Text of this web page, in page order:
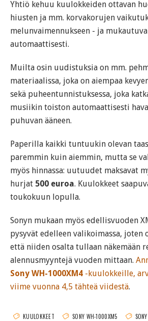
Yhtiö kehuu kuulokkeiden ottavan
hiusten ja mm. korvakorujen
melunvaimennukseen - ja
automaattisesti.
Muilta osin uudistuksia on mm.
materiaalissa, joka on aiempaa
sekä puheentunnistuksessa, joka
musiikin toiston automaattisesti
puhuvan ääneen.
Paperilla kaikki tuntuukin olevan
paremmin kuin aiemmin, mutta se
myös hinnassa: uutuudet maksavat
hurjat 500 euroa. Kuulokkeet
toukokuun lopulla.
Sonyn mukaan myös edellisvuoden
pysyvät edelleen valikoimassa, joten
että niiden osalta tullaan näkemään
alennusmyyntejä vuoden mittaan.
Sony WH-1000XM4 -kuulokkeille,
viime vuonna 4,5 tähteä viidestä.
KUULOKKEET SONY WH-1000XM5 SONY